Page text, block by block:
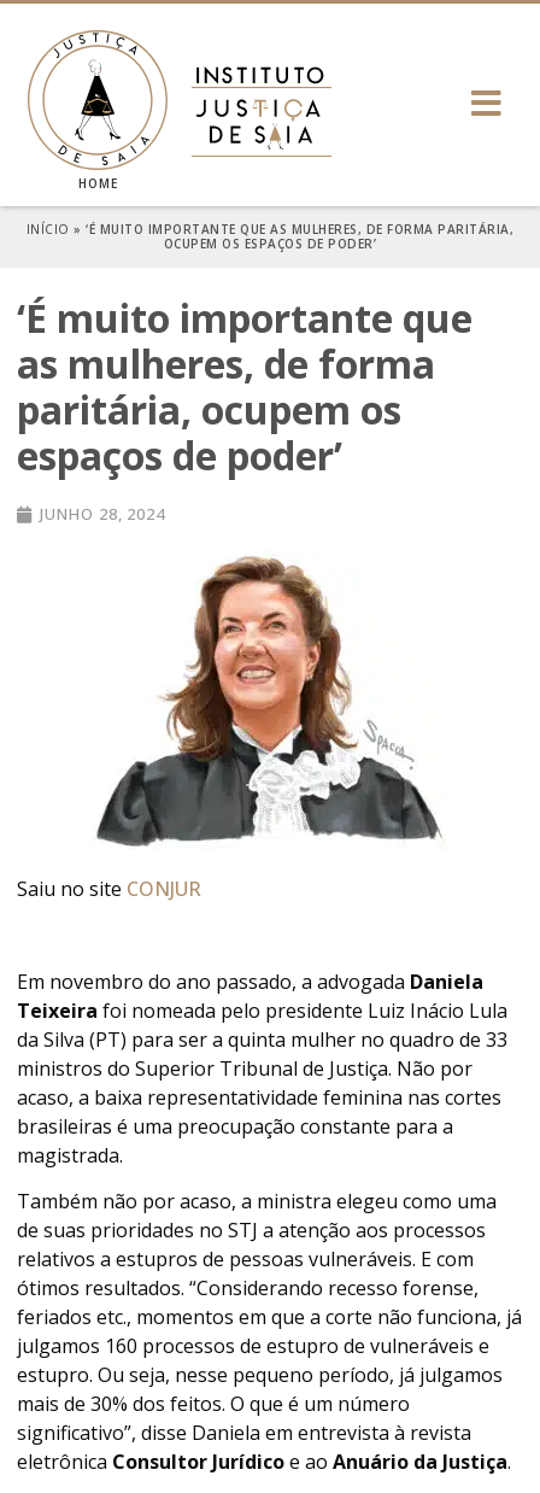
HOME
INÍCIO »‘É MUITO IMPORTANTE QUE AS MULHERES, DE FORMA PARITÁRIA,
OCUPEM OS ESPAÇOS DE PODER’
‘É muito importante que
as mulheres, de forma
paritária, ocupem os
espaços de poder’
JUNHO 28, 2024
Saiu no site CONJUR
Em novembro do ano passado, a advogada Daniela
Teixeira foi nomeada pelo presidente Luiz Inácio Lula
da Silva (PT) para ser a quinta mulher no quadro de 33
ministros do Superior Tribunal de Justiça. Não por
acaso, a baixa representatividade feminina nas cortes
brasileiras é uma preocupação constante para a
magistrada.
Também não por acaso, a ministra elegeu como uma
de suas prioridades no STJ a atenção aos processos
relativos a estupros de pessoas vulneráveis. E com
ótimos resultados. “Considerando recesso forense,
feriados etc., momentos em que a corte não funciona, já
julgamos 160 processos de estupro de vulneráveis e
estupro. Ou seja, nesse pequeno período, já julgamos
mais de 30% dos feitos. O que é um número
significativo”, disse Daniela em entrevista à revista
eletrônica Consultor Jurídicoe aoAnuário da Justiça.